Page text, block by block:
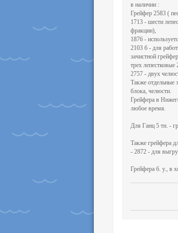
в наличии :
Грейфер 2583 (
1713 - шести
фракции),
1876 -
2103 б - для
зачистной
трех
2757 - двух
Также отдельные
блока, челюсти.
Грейфера в
любое время.
Для Ганц 5 тн. -
Также грейфера
- 2872 - для
Грейфера б. у., в